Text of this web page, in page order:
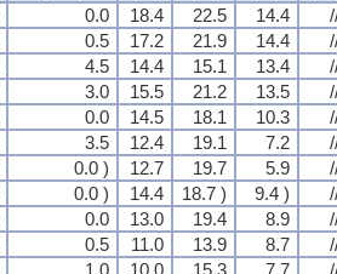
0.0 18.4 22.5 14.4
0.5 17.2 21.9 14.4
4.5 14.4 15.1 13.4
3.0 15.5 21.2 13.5
0.0 14.5 18.1 10.3
3.5 12.4 19.1 7.2
0.0 ) 12.7 19.7 5.9
0.0 ) 14.4 18.7 ) 9.4 )
0.0 13.0 19.4 8.9
0.5 11.0 13.9 8.7
1.0 10.0 15.3 7.7